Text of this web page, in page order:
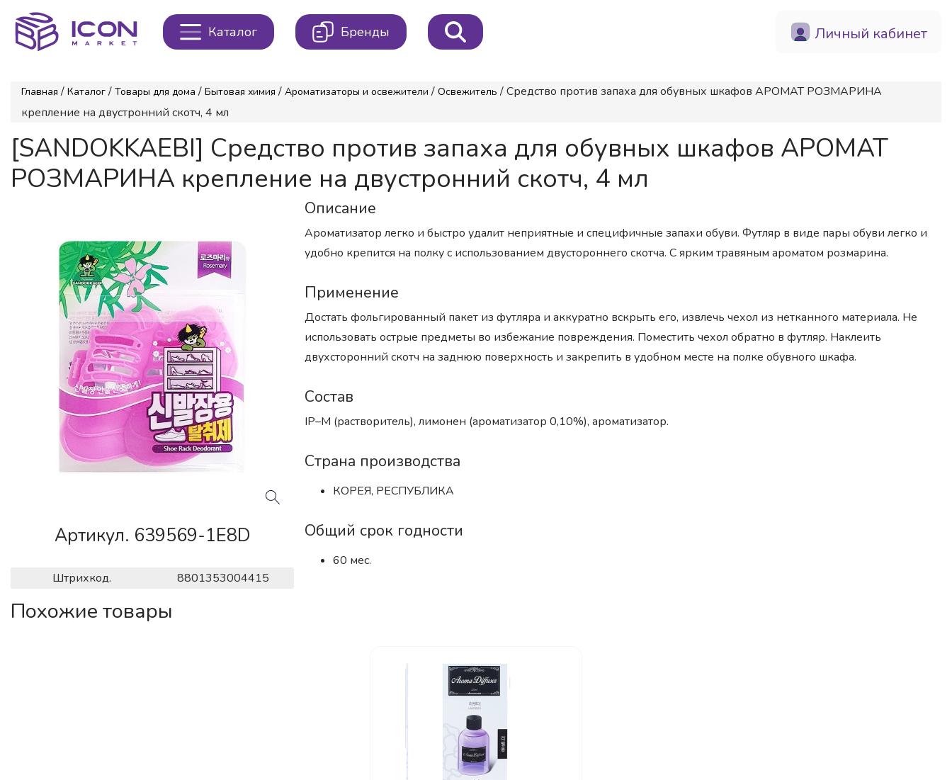
Каталог Бренды Личный кабинет
Главная / Каталог / Товары для дома / Бытовая химия / Ароматизаторы и освежители / Освежитель / Средство против запаха для обувных шкафов АРОМАТ РОЗМАРИНА
крепление на двустронний скотч, 4 мл
[SANDOKKAEBI] Средство против запаха для обувных шкафов АРОМАТ
РОЗМАРИНА крепление на двустронний скотч, 4 мл
Артикул. 639569-1E8D
Штрихкод. 8801353004415
Описание
Ароматизатор легко и быстро удалит неприятные и специфичные запахи обуви. Футляр в виде пары обуви легко и
удобно крепится на полку с использованием двустороннего скотча. С ярким травяным ароматом розмарина.
Применение
Достать фольгированный пакет из футляра и аккуратно вскрыть его, извлечь чехол из нетканного материала. Не
использовать острые предметы во избежание повреждения. Поместить чехол обратно в футляр. Наклеить
двухсторонний скотч на заднюю поверхность и закрепить в удобном месте на полке обувного шкафа.
Состав
IP–M (растворитель), лимонен (ароматизатор 0,10%), ароматизатор.
Страна производства
КОРЕЯ, РЕСПУБЛИКА
Общий срок годности
60 мес.
Похожие товары